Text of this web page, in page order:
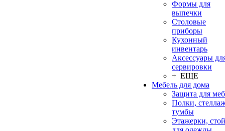
Формы для
выпечки
Столовые
приборы
Кухонный
инвентарь
Аксессуары
сервировки
+ ЕЩЕ
Мебель для дома
Защита для
Полки,
тумбы
Этажерки,